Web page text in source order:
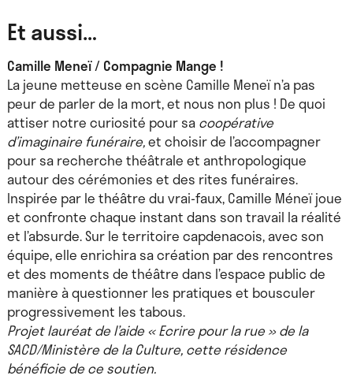
Et aussi…
Camille Meneï / Compagnie Mange !
La jeune metteuse en scène Camille Meneï n’a pas
peur de parler de la mort, et nous non plus ! De quoi
attiser notre curiosité pour sacoopérative
d’imaginaire funéraire,et choisir de l’accompagner
pour sa recherche théâtrale et anthropologique
autour des cérémonies et des rites funéraires.
Inspirée par le théâtre du vrai-faux, Camille Méneï joue
et confronte chaque instant dans son travail la réalité
et l’absurde. Sur le territoire capdenacois, avec son
équipe, elle enrichira sa création par des rencontres
et des moments de théâtre dans l’espace public de
manière à questionner les pratiques et bousculer
progressivement les tabous.
Projet lauréat de l’aide « Ecrire pour la rue » de la
SACD/Ministère de la Culture, cette résidence
bénéficie de ce soutien.